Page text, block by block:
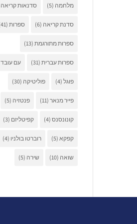
מלחמה (5) סדנאות קריאה
סדנת קריאה (6) ספרות (41)
ספרות מתורגמת (13)
ספרות עברית (31) עם עובד
פוגל (4) פוליטיקה (30)
פייר מנאר (11) פנטזיה (5)
קונונסנס (4) קפיטליזם (3)
קפקא (5) רוברטו בולניו (4)
שואה (10) שירה (5)